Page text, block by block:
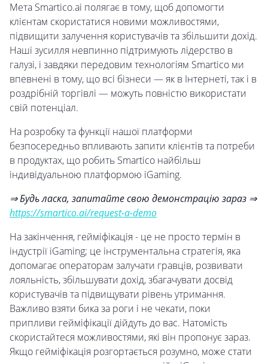
Мета Smartico.ai полягає в тому, щоб допомогти
клієнтам скористатися новими можливостями,
підвищити залучення користувачів та збільшити дохід.
Наші зусилля невпинно підтримують лідерство в
галузі, і завдяки передовим технологіям Smartico ми
впевнені в тому, що всі бізнеси — як в Інтернеті, так і в
роздрібній торгівлі — можуть повністю використати
свій потенціал.
На розробку та функції нашої платформи
безпосередньо впливають запити клієнтів та потреби
в продуктах, що робить Smartico найбільш
індивідуальною платформою iGaming.
⇒ Будь ласка, запитайте свою демонстрацію зараз ⇒
https://smartico.ai/request-a-demo
На закінчення, гейміфікація - це не просто термін в
індустрії iGaming; це інструментальна стратегія, яка
допомагає операторам залучати гравців, розвивати
лояльність, збільшувати дохід, збагачувати досвід
користувачів та підвищувати рівень утримання.
Важливо взяти бика за роги і не чекати, поки
припливи гейміфікації дійдуть до вас. Натомість
скористайтеся можливостями, які він пропонує зараз.
Якщо гейміфікація розгортається розумно, може стати